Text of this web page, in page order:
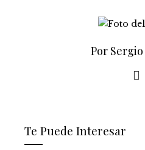
Por
Te Puede Interesar